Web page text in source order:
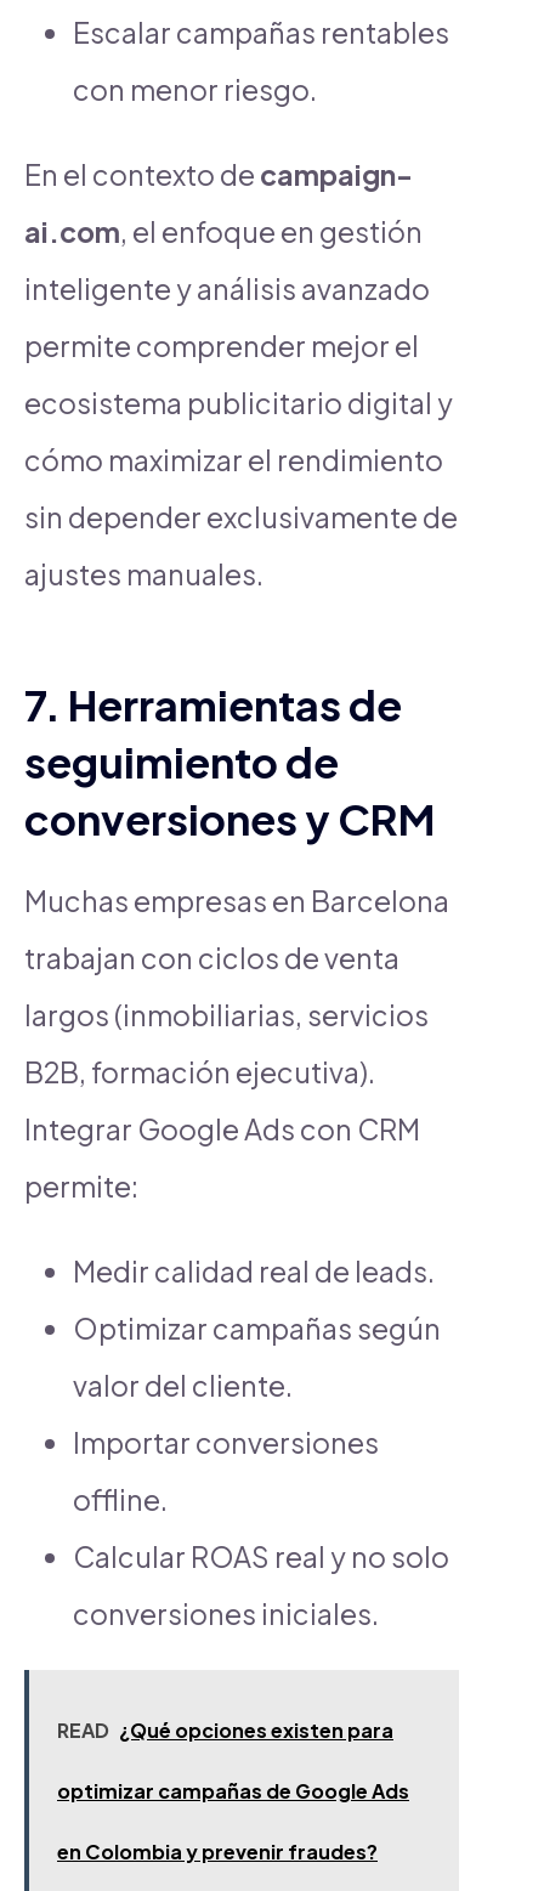
Escalar campañas rentables
con menor riesgo.
En el contexto de campaign-
ai.com, el enfoque en gestión
inteligente y análisis avanzado
permite comprender mejor el
ecosistema publicitario digital y
cómo maximizar el rendimiento
sin depender exclusivamente de
ajustes manuales.
7. Herramientas de
seguimiento de
conversiones y CRM
Muchas empresas en Barcelona
trabajan con ciclos de venta
largos (inmobiliarias, servicios
B2B, formación ejecutiva).
Integrar Google Ads con CRM
permite:
Medir calidad real de leads.
Optimizar campañas según
valor del cliente.
Importar conversiones
offline.
Calcular ROAS real y no solo
conversiones iniciales.
READ ¿Qué opciones existen para
optimizar campañas de Google Ads
en Colombia y prevenir fraudes?